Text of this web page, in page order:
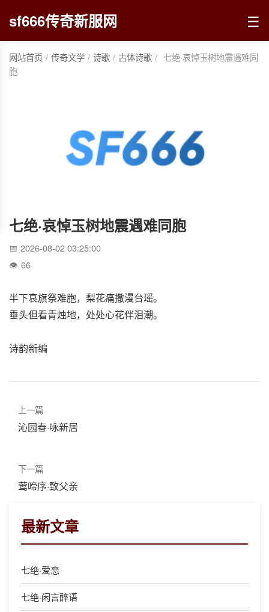
sf666传奇新服网 ☰
网站首页 / 传奇文学 / 诗歌 / 古体诗歌 / 七绝·哀悼玉树地震遇难同
胞
七绝·哀悼玉树地震遇难同胞
2026-08-02 03:25:00
66
半下哀旗祭难胞，梨花痛撒漫台瑶。
垂头但看青烛地，处处心花伴泪潮。
诗韵新编
上一篇
沁园春·咏新居
下一篇
莺啼序·致父亲
最新文章
七绝·爱恋
七绝·闲言醉语